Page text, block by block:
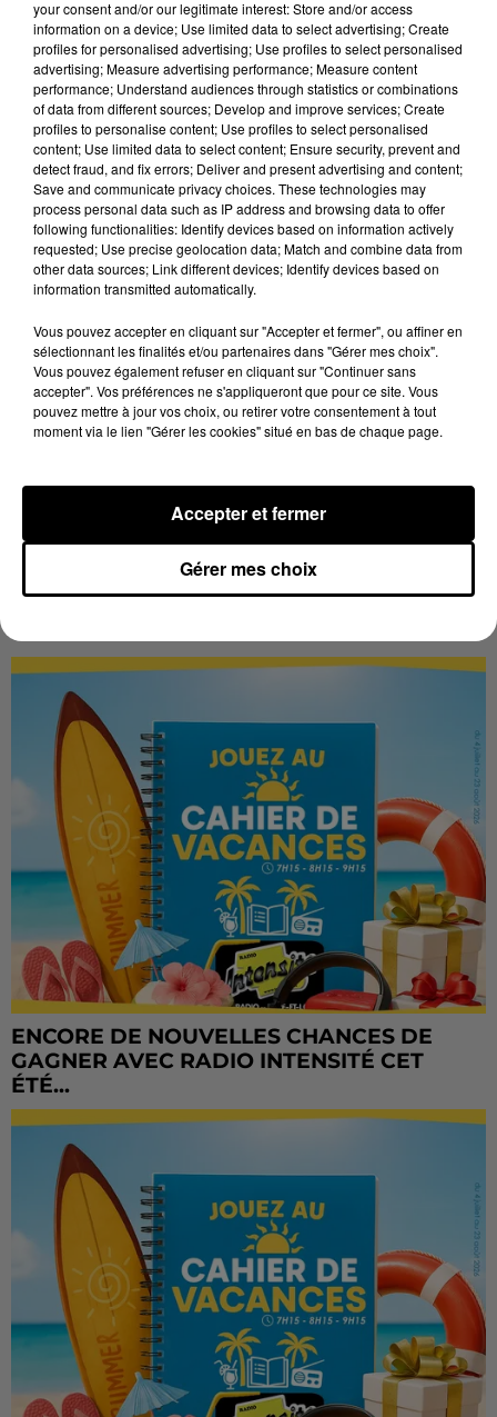
Stars'Terre 2026 : Philippe Palmieri dévoile
les ambitions d'un...
À quelques semaines de la première édition de
Stars'Terre, organisée du 18 au 20 septembre 2026 au
Château de Courtalain, Philippe Palmieri, président...
LES JEUX Voir plus
CADEAUX AUSSI SUR INTENSITÉ !...
ENCORE DE NOUVELLES CHANCES DE
GAGNER AVEC RADIO INTENSITÉ CET
ÉTÉ...
your consent and/or our legitimate interest: Store and/or access
information on a device; Use limited data to select advertising; Create
profiles for personalised advertising; Use profiles to select personalised
advertising; Measure advertising performance; Measure content
performance; Understand audiences through statistics or combinations
of data from different sources; Develop and improve services; Create
profiles to personalise content; Use profiles to select personalised
content; Use limited data to select content; Ensure security, prevent and
detect fraud, and fix errors; Deliver and present advertising and content;
Save and communicate privacy choices. These technologies may
process personal data such as IP address and browsing data to offer
following functionalities: Identify devices based on information actively
requested; Use precise geolocation data; Match and combine data from
other data sources; Link different devices; Identify devices based on
information transmitted automatically.
Vous pouvez accepter en cliquant sur "Accepter et fermer", ou affiner en
sélectionnant les finalités et/ou partenaires dans "Gérer mes choix".
Vous pouvez également refuser en cliquant sur "Continuer sans
accepter". Vos préférences ne s'appliqueront que pour ce site. Vous
pouvez mettre à jour vos choix, ou retirer votre consentement à tout
moment via le lien "Gérer les cookies" situé en bas de chaque page.
Gérer mes choix
Accepter et fermer